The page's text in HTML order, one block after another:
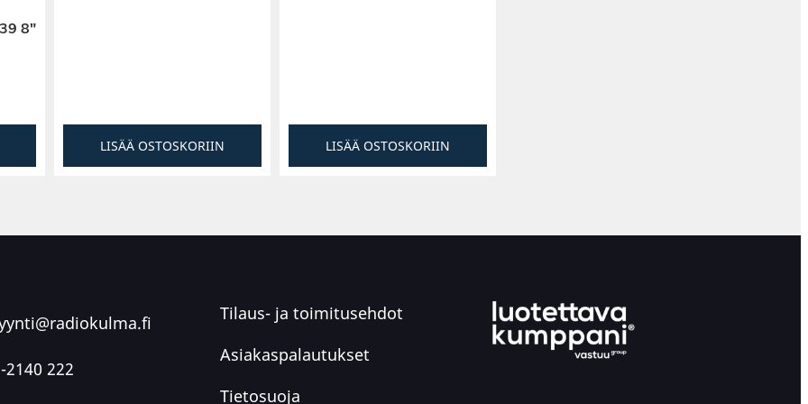
diskantin
on tarkkaan
sen
8″
LISÄÄ OSTOSKORIIN LISÄÄ OSTOSKORIIN
2140 222
Tilaus- ja toimitusehdot
Asiakaspalautukset
Tietosuoja